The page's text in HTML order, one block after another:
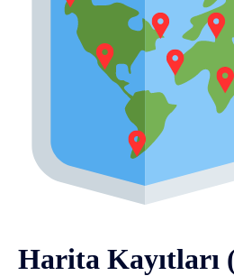
Harita Kayıtları